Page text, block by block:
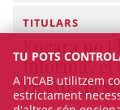
TITULARS
Encara no
Informa", el
l'ICAB? Ja
TU POTS
A l’ICAB utilitzem
estrictament